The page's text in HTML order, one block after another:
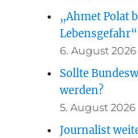
„Ahmet Polat
Lebensgefahr“
6. August 2026
Sollte
werden?
5. August 2026
Journalist